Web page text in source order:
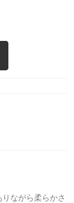
ながら柔らかさ